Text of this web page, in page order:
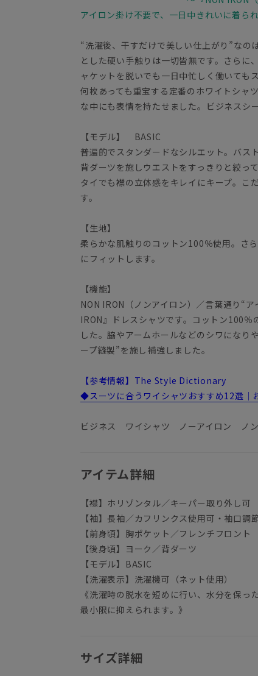
アイロン掛け不要で、一日中きれいに着ら
“洗濯後、干すだけで美しい仕上がり”なの
とした硬い手触りは一切皆無です。さらに
ャケットを脱いでも一日中忙しく働いて
何枚あっても重宝する定番のホワイトシャ
な中にも表情を持たせました。ビジネスシ
【モデル】 BASIC
普遍的でスタンダードなシルエット。バス
背ダーツを施しウエストをすっきりと絞っ
タイでも襟の立体感をキレイにキープ。こ
す。
【生地】
柔らかな肌触りのコットン100％使用。さ
にフィットします。
【機能】
NON IRON（ノンアイロン）／言葉通り“
IRON』ドレスシャツです。コットン100
した。脇やアームホールなどのシワになり
ープ縫製”を施し補強しました。
【参考情報】The Style Dictionary
◆スーツに合うワイシャツおすすめ12選｜
ビジネス ワイシャツ ノーアイロン ノ
アイテム詳細
【襟】ホリゾンタル／キーパー取り外し可
【袖】長袖／カフリンクス使用可・袖口調
【前身頃】胸ポケット／フレンチフロント
【後身頃】ヨーク／背ダーツ
【モデル】BASIC
【洗濯表示】洗濯機可（ネット使用）
《洗濯時の脱水を短めに行い、水分を保
最小限に抑えられます。》
サイズ詳細